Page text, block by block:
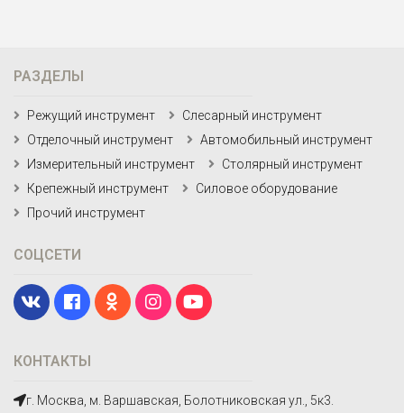
КОНТАКТЫ
г. Москва, м. Варшавская, Болотниковская ул., 5к3.
РАЗДЕЛЫ
Режущий инструмент
Слесарный инструмент
Отделочный инструмент
Автомобильный инструмент
Измерительный инструмент
Столярный инструмент
Крепежный инструмент
Силовое оборудование
Прочий инструмент
СОЦСЕТИ